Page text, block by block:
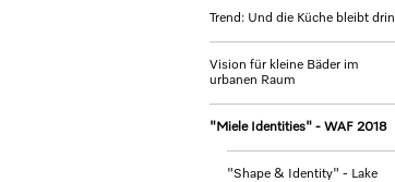
Trend: Und die Küche bleibt drin
Vision für kleine Bäder im
urbanen Raum
"Miele Identities" - WAF 2018
"Shape & Identity" - Lake